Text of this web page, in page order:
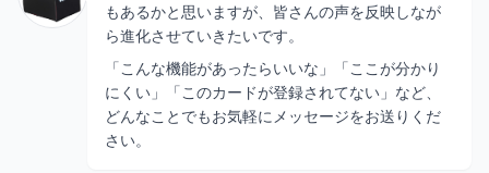
もあるかと思いますが、皆さんの声を反映しなが
ら進化させていきたいです。
「こんな機能があったらいいな」「ここが分かり
にくい」「このカードが登録されてない」など、
どんなことでもお気軽にメッセージをお送りくだ
さい。